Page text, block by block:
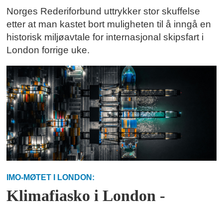
Norges Rederiforbund uttrykker stor skuffelse
etter at man kastet bort muligheten til å inngå en
historisk miljøavtale for internasjonal skipsfart i
London forrige uke.
IMO-MØTET I LONDON:
Klimafiasko i London -